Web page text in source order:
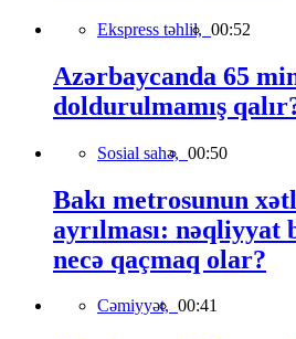
Ekspress təhlil, 00:52
Azərbaycanda 65
doldurulmamış
Sosial sahə, 00:50
Bakı metrosunun
ayrılması: nəqliyyat
necə qaçmaq olar?
Cəmiyyət, 00:41